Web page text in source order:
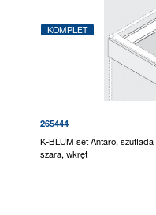
KOMPLET
265444
K-BLUM set Antaro,
szara, wkręt